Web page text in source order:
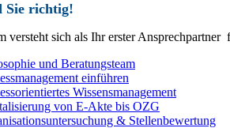
Sie richtig!
versteht sich als Ihr erster
und Beratungsteam
einführen
Wissensmanagement
von E-Akte bis OZG
& Stellenbewertung